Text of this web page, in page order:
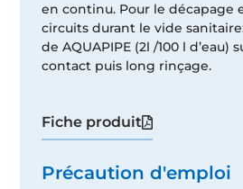
en continu. Pour le décapage
circuits durant le vide
de AQUAPIPE (2l /100 l d’eau)
contact puis long rinçage.
Fiche produit
Précaution d'emploi